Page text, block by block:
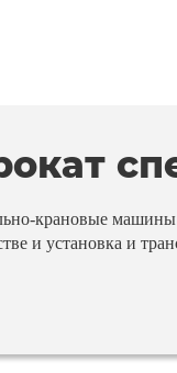
крановые машины
и установка и